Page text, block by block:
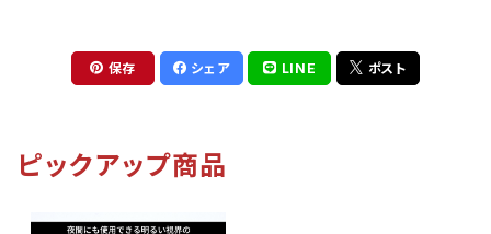
保存 シェア LINE ポスト
ピックアップ商品